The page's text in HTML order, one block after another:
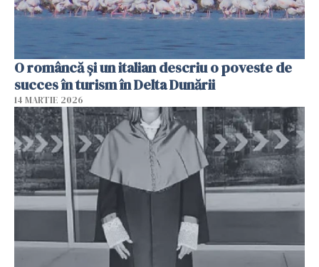
O româncă și un italian descriu o poveste de
succes în turism în Delta Dunării
14 MARTIE 2026